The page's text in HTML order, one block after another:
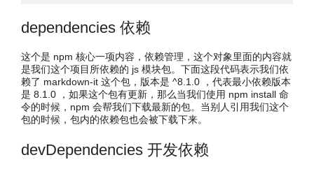
dependencies 依赖
这个是 npm 核心一项内容，依赖管理，这个对象里面的内容就
是我们这个项目所依赖的 js 模块包。下面这段代码表示我们依
赖了 markdown-it 这个包，版本是 ^8.1.0 ，代表最小依赖版本
是 8.1.0 ，如果这个包有更新，那么当我们使用 npm install 命
令的时候，npm 会帮我们下载最新的包。当别人引用我们这个
包的时候，包内的依赖包也会被下载下来。
devDependencies 开发依赖